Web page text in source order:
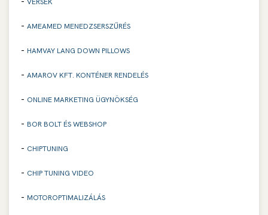
- AMEAMED MENEDZSERSZŰRÉS
- HAMVAY LANG DOWN PILLOWS
- AMAROV KFT. KONTÉNER RENDELÉS
- ONLINE MARKETING ÜGYNÖKSÉG
- BOR BOLT ÉS WEBSHOP
- CHIPTUNING
- CHIP TUNING VIDEO
- MOTOROPTIMALIZÁLÁS